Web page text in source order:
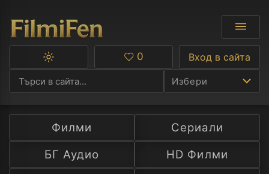
Избери
Ф
С
Превключване
тъмна
тема
Любими
0 Вход в сайта
Филми
Сериали
БГ Аудио
HD Филми